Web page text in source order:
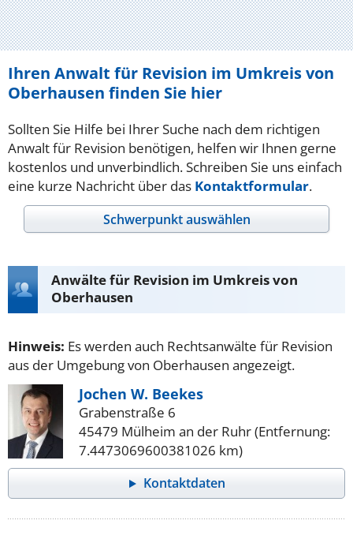
Ihren Anwalt für Revision im Umkreis von
Oberhausen finden Sie hier
Sollten Sie Hilfe bei Ihrer Suche nach dem richtigen
Anwalt für Revision benötigen, helfen wir Ihnen gerne
kostenlos und unverbindlich. Schreiben Sie uns einfach
eine kurze Nachricht über das Kontaktformular.
Schwerpunkt auswählen
Anwälte für Revision im Umkreis von
Oberhausen
Hinweis: Es werden auch Rechtsanwälte für Revision
aus der Umgebung von Oberhausen angezeigt.
Jochen W. Beekes
Grabenstraße 6
45479 Mülheim an der Ruhr (Entfernung:
7.4473069600381026 km)
Kontaktdaten